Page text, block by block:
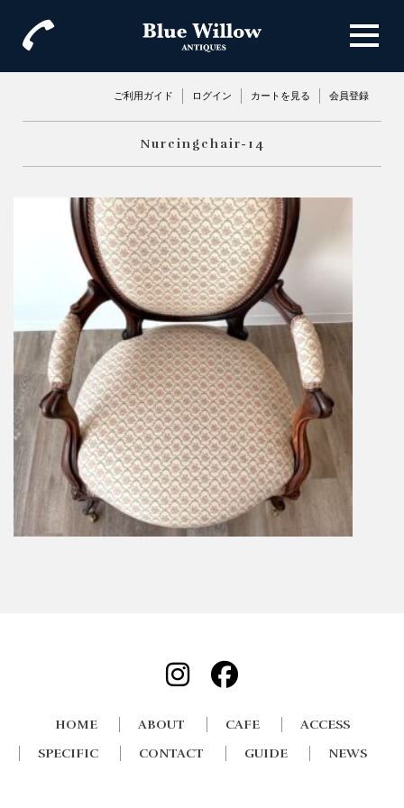
ご利用ガイド ログイン カートを見る 会員登録
Nurcingchair-14
HOME ABOUT CAFE
ACCESS
SPECIFIC
CONTACT GUIDE NEWS